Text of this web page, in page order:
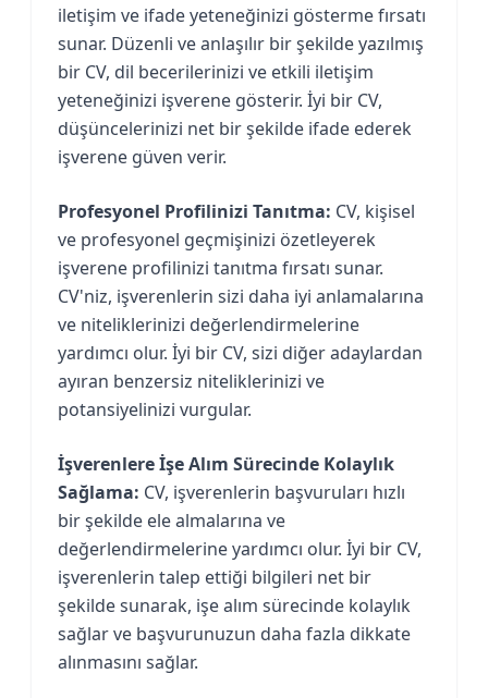
iletişim ve ifade yeteneğinizi gösterme fırsatı
sunar. Düzenli ve anlaşılır bir şekilde yazılmış
bir CV, dil becerilerinizi ve etkili iletişim
yeteneğinizi işverene gösterir. İyi bir CV,
düşüncelerinizi net bir şekilde ifade ederek
işverene güven verir.
Profesyonel Profilinizi Tanıtma: CV, kişisel
ve profesyonel geçmişinizi özetleyerek
işverene profilinizi tanıtma fırsatı sunar.
CV'niz, işverenlerin sizi daha iyi anlamalarına
ve niteliklerinizi değerlendirmelerine
yardımcı olur. İyi bir CV, sizi diğer adaylardan
ayıran benzersiz niteliklerinizi ve
potansiyelinizi vurgular.
İşverenlere İşe Alım Sürecinde Kolaylık
Sağlama: CV, işverenlerin başvuruları hızlı
bir şekilde ele almalarına ve
değerlendirmelerine yardımcı olur. İyi bir CV,
işverenlerin talep ettiği bilgileri net bir
şekilde sunarak, işe alım sürecinde kolaylık
sağlar ve başvurunuzun daha fazla dikkate
alınmasını sağlar.